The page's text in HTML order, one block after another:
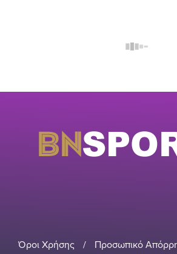
Όροι Χρήσης / Προσωπικό